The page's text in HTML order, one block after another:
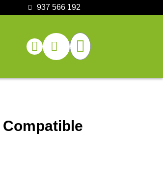
937 566 192